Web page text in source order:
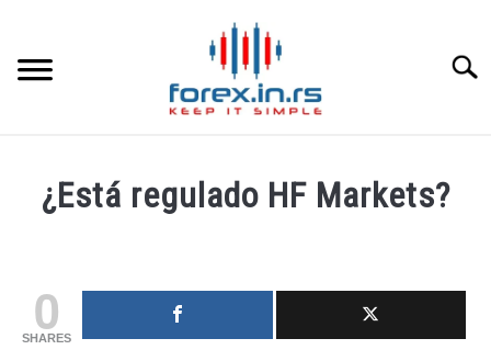
content
LOS MEJORES CORREDORES DE DIVISAS
LA INVERSIÓN
¿Está regulado HF Markets?
in0
SHARES